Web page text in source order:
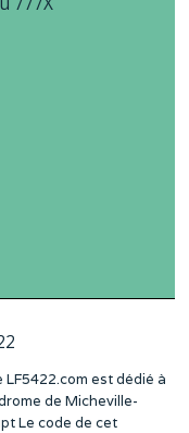
LF5422.com est dédié à
de Micheville-
Le code de cet